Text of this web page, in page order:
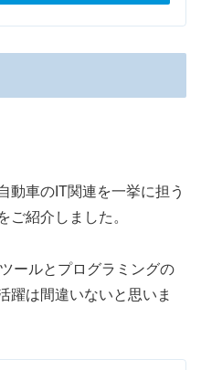
動車のIT関連を一挙に担う
ご紹介しました。
ールとプログラミングの
躍は間違いないと思いま